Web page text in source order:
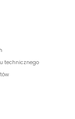
technicznego